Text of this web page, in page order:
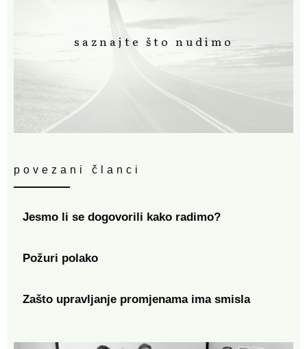
saznajte što nudimo
povezani članci
Jesmo li se dogovorili kako radimo?
Požuri polako
Zašto upravljanje promjenama ima smisla